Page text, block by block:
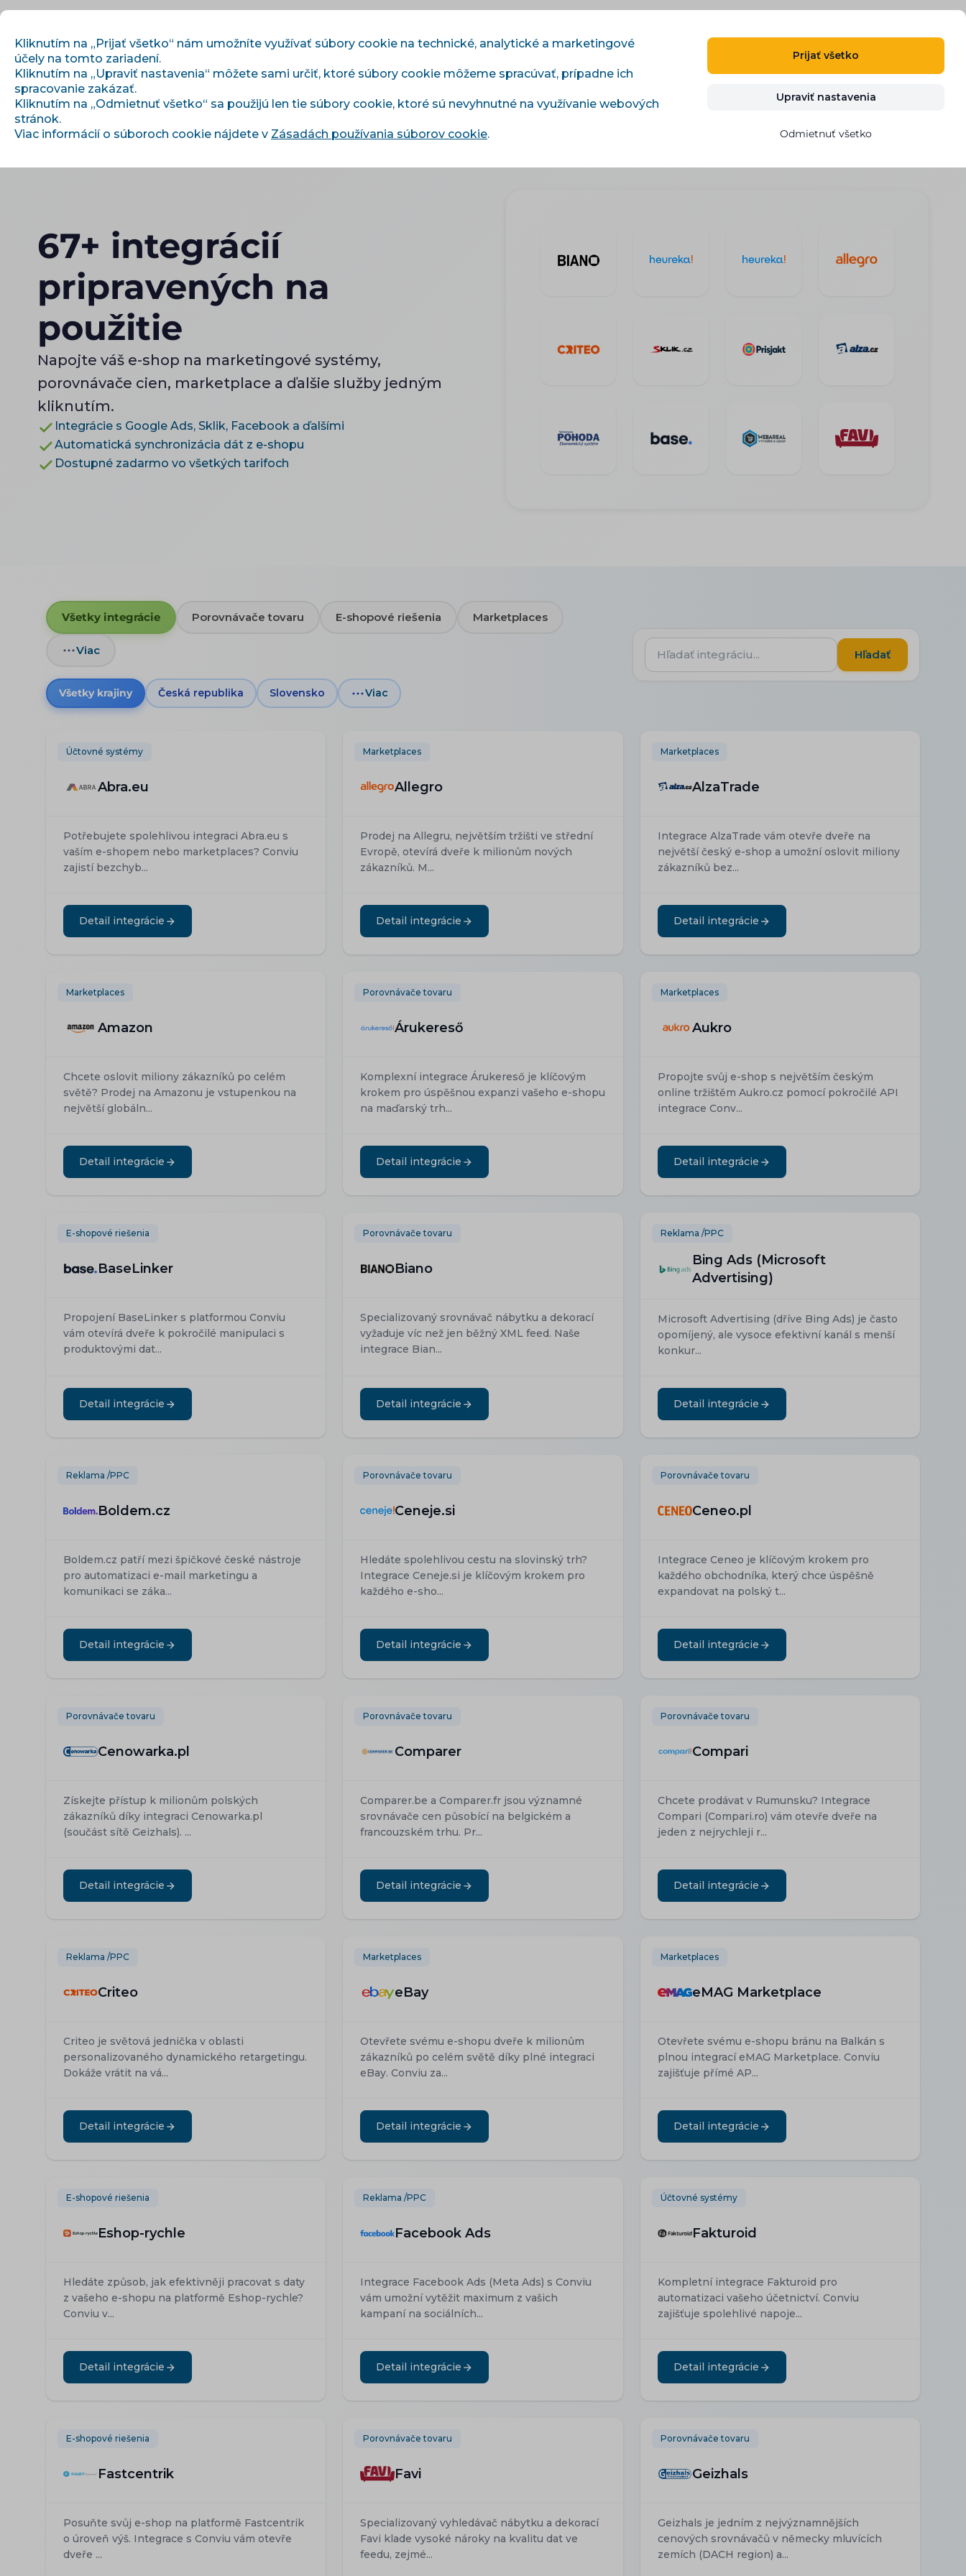
VYSKÚŠAŤ ZDARMA
67+ integrácií
pripravených na
použitie
Napojte váš e-shop na marketingové systémy,
porovnávače cien, marketplace a ďalšie služby jedným
kliknutím.
Integrácie s Google Ads, Sklik, Facebook a ďalšími
Automatická synchronizácia dát z e-shopu
Dostupné zadarmo vo všetkých tarifoch
Všetky integrácie Porovnávače tovaru E-shopové riešenia Marketplaces
Viac
Všetky krajiny Česká republika Slovensko Viac
Hľadať
integráciu...
Hľadať
Účtovné systémy
Abra.eu
Potřebujete spolehlivou integraci Abra.eu s
vaším e-shopem nebo marketplaces? Conviu
zajistí bezchyb...
Detail integrácie
Marketplaces
Allegro
Prodej na Allegru, největším tržišti ve střední
Evropě, otevírá dveře k milionům nových
zákazníků. M...
Detail integrácie
Marketplaces
AlzaTrade
Integrace AlzaTrade vám otevře dveře na
největší český e-shop a umožní oslovit miliony
zákazníků bez...
Detail integrácie
Marketplaces
Amazon
Chcete oslovit miliony zákazníků po celém
světě? Prodej na Amazonu je vstupenkou na
největší globáln...
Detail integrácie
Porovnávače tovaru
Árukereső
Komplexní integrace Árukereső je klíčovým
krokem pro úspěšnou expanzi vašeho e-shopu
na maďarský trh...
Detail integrácie
Marketplaces
Aukro
Propojte svůj e-shop s největším českým
online tržištěm Aukro.cz pomocí pokročilé API
integrace Conv...
Detail integrácie
E-shopové riešenia
BaseLinker
Propojení BaseLinker s platformou Conviu
vám otevírá dveře k pokročilé manipulaci s
produktovými dat...
Detail integrácie
Porovnávače tovaru
Biano
Specializovaný srovnávač nábytku a dekorací
vyžaduje víc než jen běžný XML feed. Naše
integrace Bian...
Detail integrácie
Reklama /PPC
Bing Ads (Microsoft
Advertising)
Microsoft Advertising (dříve Bing Ads) je často
opomíjený, ale vysoce efektivní kanál s menší
konkur...
Detail integrácie
Reklama /PPC
Boldem.cz
Boldem.cz patří mezi špičkové české nástroje
pro automatizaci e-mail marketingu a
komunikaci se záka...
Detail integrácie
Porovnávače tovaru
Ceneje.si
Hledáte spolehlivou cestu na slovinský trh?
Integrace Ceneje.si je klíčovým krokem pro
každého e-sho...
Detail integrácie
Porovnávače tovaru
Ceneo.pl
Integrace Ceneo je klíčovým krokem pro
každého obchodníka, který chce úspěšně
expandovat na polský t...
Detail integrácie
Porovnávače tovaru
Cenowarka.pl
Získejte přístup k milionům polských
zákazníků díky integraci Cenowarka.pl
(součást sítě Geizhals). ...
Detail integrácie
Porovnávače tovaru
Comparer
Comparer.be a Comparer.fr jsou významné
srovnávače cen působící na belgickém a
francouzském trhu. Pr...
Detail integrácie
Porovnávače tovaru
Compari
Chcete prodávat v Rumunsku? Integrace
Compari (Compari.ro) vám otevře dveře na
jeden z nejrychleji r...
Detail integrácie
Reklama /PPC
Criteo
Criteo je světová jednička v oblasti
personalizovaného dynamického retargetingu.
Dokáže vrátit na vá...
Detail integrácie
Marketplaces
eBay
Otevřete svému e-shopu dveře k milionům
zákazníků po celém světě díky plné integraci
eBay. Conviu za...
Detail integrácie
Marketplaces
eMAG Marketplace
Otevřete svému e-shopu bránu na Balkán s
plnou integrací eMAG Marketplace. Conviu
zajišťuje přímé AP...
Detail integrácie
E-shopové riešenia
Eshop-rychle
Hledáte způsob, jak efektivněji pracovat s daty
z vašeho e-shopu na platformě Eshop-rychle?
Conviu v...
Detail integrácie
Reklama /PPC
Facebook Ads
Integrace Facebook Ads (Meta Ads) s Conviu
vám umožní vytěžit maximum z vašich
kampaní na sociálních...
Detail integrácie
Účtovné systémy
Fakturoid
Kompletní integrace Fakturoid pro
automatizaci vašeho účetnictví. Conviu
zajišťuje spolehlivé napoje...
Detail integrácie
E-shopové riešenia
Fastcentrik
Posuňte svůj e-shop na platformě Fastcentrik
o úroveň výš. Integrace s Conviu vám otevře
dveře ...
Porovnávače tovaru
Favi
Specializovaný vyhledávač nábytku a dekorací
Favi klade vysoké nároky na kvalitu dat ve
feedu, zejmé...
Porovnávače tovaru
Geizhals
Geizhals je jedním z nejvýznamnějších
cenových srovnávačů v německy mluvících
zemích (DACH region) a...
Kliknutím na „Prijať všetko“ nám umožníte využívať súbory cookie na technické, analytické a marketingové
účely na tomto zariadení.
Kliknutím na „Upraviť nastavenia“ môžete sami určiť, ktoré súbory cookie môžeme spracúvať, prípadne ich
spracovanie zakázať.
Kliknutím na „Odmietnuť všetko“ sa použijú len tie súbory cookie, ktoré sú nevyhnutné na využívanie webových
stránok.
Viac informácií o súboroch cookie nájdete v Zásadách používania súborov cookie.
Prijať všetko
Upraviť nastavenia
Odmietnuť všetko